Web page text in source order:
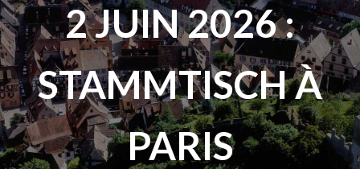
2 JUIN 2026 :
STAMMTISCH À
PARIS